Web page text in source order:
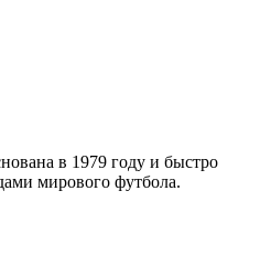
в 1979 году и быстро
мирового футбола.